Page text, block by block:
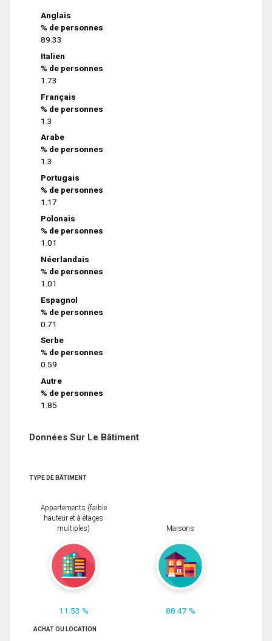
Anglais
% de personnes
89.33
Italien
% de personnes
1.73
Français
% de personnes
1.3
Arabe
% de personnes
1.3
Portugais
% de personnes
1.17
Polonais
% de personnes
1.01
Néerlandais
% de personnes
1.01
Espagnol
% de personnes
0.71
Serbe
% de personnes
0.59
Autre
% de personnes
1.85
Données Sur Le Bâtiment
TYPE DE BÂTIMENT
Appartements (faible
hauteur et à étages
multiples)
11.53 %
Maisons
88.47 %
ACHAT OU LOCATION